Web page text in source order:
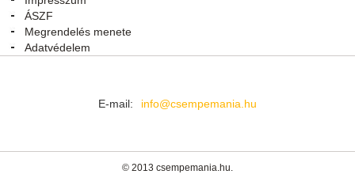
ÁSZF
Megrendelés menete
Adatvédelem
E-mail: info@csempemania.hu
© 2013 csempemania.hu.